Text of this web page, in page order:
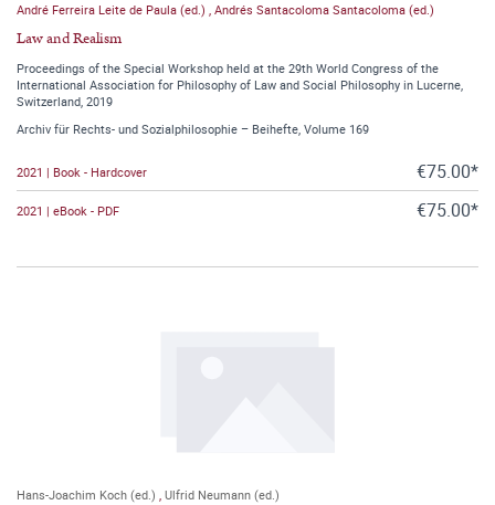
André Ferreira Leite de Paula (ed.) , Andrés Santacoloma Santacoloma (ed.)
Law and Realism
Proceedings of the Special Workshop held at the 29th World Congress of the
International Association for Philosophy of Law and Social Philosophy in Lucerne,
Switzerland, 2019
Archiv für Rechts- und Sozialphilosophie – Beihefte, Volume 169
2021 | Book - Hardcover €75.00*
2021 | eBook - PDF €75.00*
Hans-Joachim Koch (ed.) , Ulfrid Neumann (ed.)